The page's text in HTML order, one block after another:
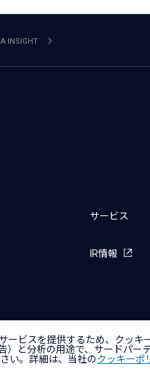
INSIGHT
サービス
IR情報
サイトのご利用条件 プライバシー
ービスを提供するため、クッ
）と分析の用途で、サードパ
い。詳細は、当社のクッキーポ